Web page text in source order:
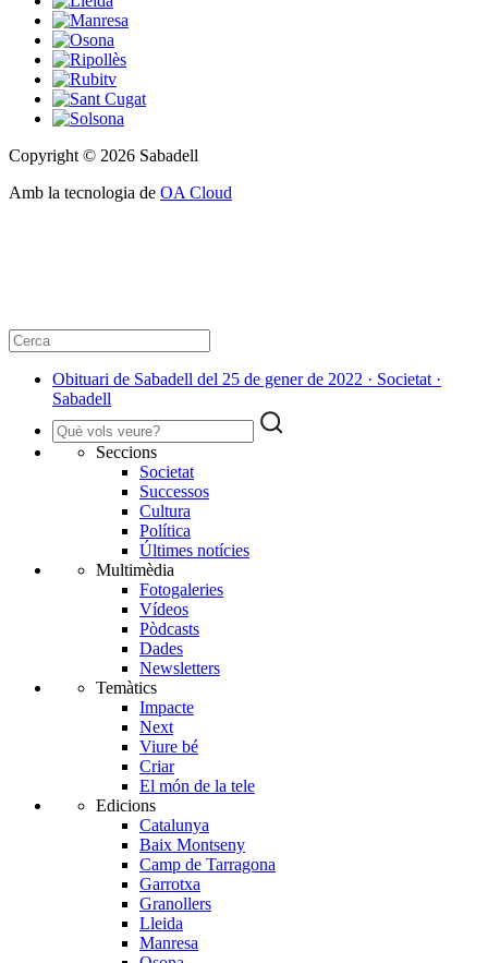
Copyright © 2026 Sabadell
Amb la tecnologia de OA Cloud
Obituari de Sabadell del 25 de gener de 2022 · Societat ·
Sabadell
Seccions
Societat
Successos
Cultura
Política
Últimes notícies
Multimèdia
Fotogaleries
Vídeos
Pòdcasts
Dades
Newsletters
Temàtics
Impacte
Next
Viure bé
Criar
El món de la tele
Edicions
Catalunya
Baix Montseny
Camp de Tarragona
Garrotxa
Granollers
Lleida
Manresa